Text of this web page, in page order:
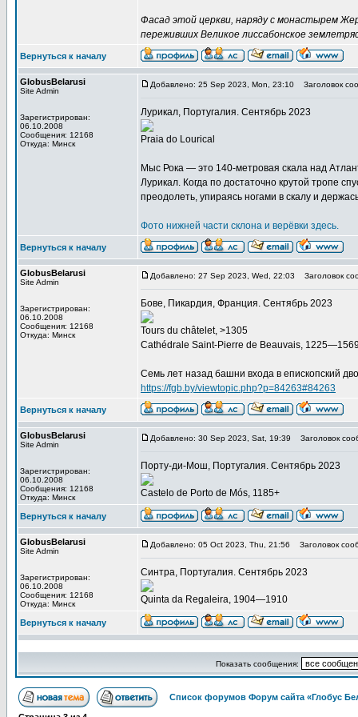
Фасад этой церкви, наряду с монастырем
переживших Великое лиссабонское
Вернуться к началу
GlobusBelarusi
Site Admin
Зарегистрирован:
06.10.2008
Сообщения: 12168
Откуда: Минск
Добавлено: 25 Sep 2023, Mon, 23:10 Заголовок
Лурикал, Португалия. Сентябрь 2023
Praia do Lourical
Мыс Рока — это 140-метровая скала над
Лурикал. Когда по достаточно крутой тропе
преодолеть, упираясь ногами в скалу и
Фото нижней части склона и верёвки здесь.
Вернуться к началу
GlobusBelarusi
Site Admin
Зарегистрирован:
06.10.2008
Сообщения: 12168
Откуда: Минск
Добавлено: 27 Sep 2023, Wed, 22:03 Заголовок
Бове, Пикардия, Франция. Сентябрь 2023
Tours du châtelet, >1305
Cathédrale Saint-Pierre de Beauvais,
Семь лет назад башни входа в епископский
https://fgb.by/viewtopic.php?p=84263#84263
Вернуться к началу
GlobusBelarusi
Site Admin
Зарегистрирован:
06.10.2008
Сообщения: 12168
Откуда: Минск
Добавлено: 30 Sep 2023, Sat, 19:39 Заголовок
Порту-ди-Мош, Португалия. Сентябрь 2023
Castelo de Porto de Mós, 1185+
Вернуться к началу
GlobusBelarusi
Site Admin
Зарегистрирован:
06.10.2008
Сообщения: 12168
Откуда: Минск
Добавлено: 05 Oct 2023, Thu, 21:56 Заголовок
Синтра, Португалия. Сентябрь 2023
Quinta da Regaleira, 1904—1910
Вернуться к началу
Показать сообщения:
Список форумов Форум сайта «Глобус